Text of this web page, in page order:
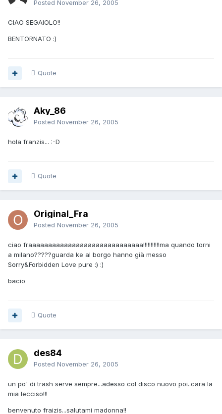
Posted November 26, 2005
CIAO SEGAIOLO!!
BENTORNATO :)
Quote
Aky_86
Posted November 26, 2005
hola franzis... :-D
Quote
Original_Fra
Posted November 26, 2005
ciao fraaaaaaaaaaaaaaaaaaaaaaaaaaaaa!!!!!!!!!!!ma quando torni
a milano?????guarda ke al borgo hanno già messo
Sorry&Forbidden Love pure :) :)
bacio
Quote
des84
Posted November 26, 2005
un po' di trash serve sempre...adesso col disco nuovo poi..cara la
mia lecciso!!!
benvenuto fraizis...salutami madonna!!